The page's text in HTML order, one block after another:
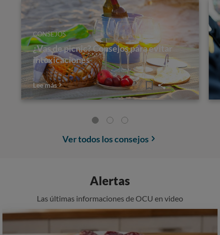
CONSEJOS
¿Vas de picnic? Consejos para evitar
intoxicaciones
Lee más
Ver todos los consejos
Alertas
Las últimas informaciones de OCU en video